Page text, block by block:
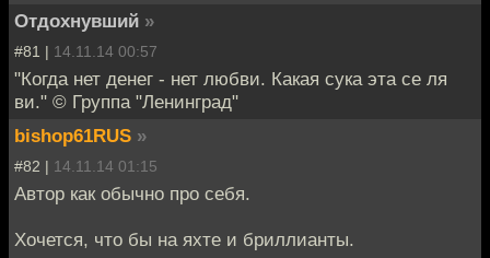
Отдохнувший »
#81 | 14.11.14 00:57
"Когда нет денег - нет любви. Какая сука эта се ля
ви." © Группа "Ленинград"
bishop61RUS »
#82 | 14.11.14 01:15
Автор как обычно про себя.
Хочется, что бы на яхте и бриллианты.